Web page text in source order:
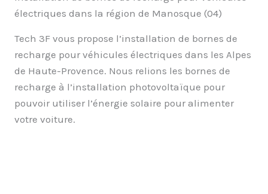
électriques dans la région de Manosque (04)
Tech 3F vous propose l’installation de bornes de
recharge pour véhicules électriques dans les Alpes
de Haute-Provence. Nous relions les bornes de
recharge à l’installation photovoltaïque pour
pouvoir utiliser l’énergie solaire pour alimenter
votre voiture.